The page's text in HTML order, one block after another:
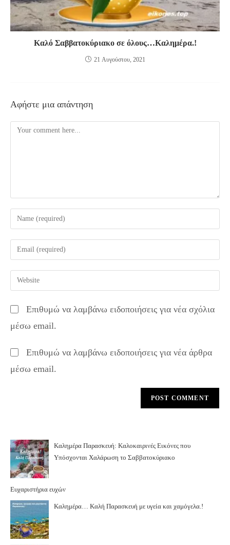
Καλό Σαββατοκύριακο σε όλους…Καλημέρα.!
21 Αυγούστου, 2021
Αφήστε μια απάντηση
Comment
Enter
your
name
comment
Enter
your
email
address
comment
Enter
your
URL
(optional)
Επιθυμώ να λαμβάνω ειδοποιήσεις για νέα σχόλια
μέσω email.
Επιθυμώ να λαμβάνω ειδοποιήσεις για νέα άρθρα
μέσω email.
Καλημέρα Παρασκευή: Καλοκαιρινές Εικόνες που
Υπόσχονται Χαλάρωση το Σαββατοκύριακο
Ευχαριστήρια ευχών
Καλημέρα… Καλή Παρασκευή με υγεία και χαμόγελα.!